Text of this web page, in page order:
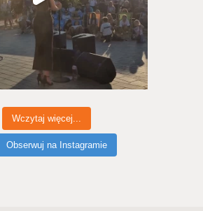
Wczytaj więcej...
Obserwuj na Instagramie